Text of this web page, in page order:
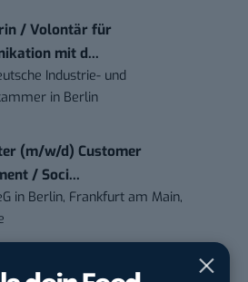
/ Volontär für
mit d...
Industrie- und
in Berlin
(m/w/d) Customer
/ Soci...
in Berlin, Frankfurt am Main,
(m/w/g) mit